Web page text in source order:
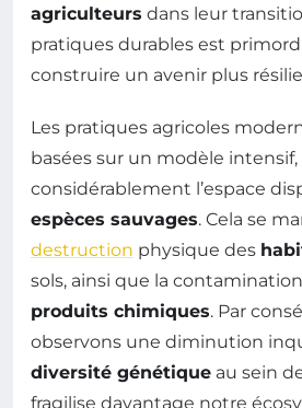
agriculteurs dans leur
pratiques durables est
construire un avenir plus
Les pratiques agricoles
basées sur un modèle
considérablement l’espace
espèces sauvages. Cela se
destruction physique des
sols, ainsi que la
produits chimiques. Par
observons une diminution
diversité génétique au sein
fragilise davantage notre